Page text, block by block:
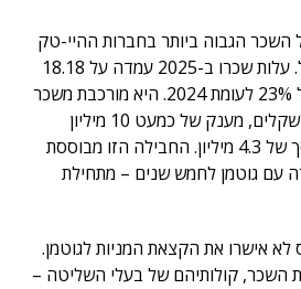
השכר הגבוה ביותר בחברות ההיי-טק
וה-IT הציבוריות בישראל. עלות שכרו ב-2025 עמדה על 18.18
מיליון שקלים – ירידה של 23% לעומת 2024. היא מורכבת משכר
של קרוב לארבעה מיליון שקלים, מענק של כמעט 10 מיליון
ותשלום מבוסס מניות בסך של 4.3 מיליון. החבילה הזו מבוססת
גוטמן לחמש שנים – מתחילת
אישרו את הקצאת המניות לגוטמן.
השכר, קולותיהם של בעלי השליטה –